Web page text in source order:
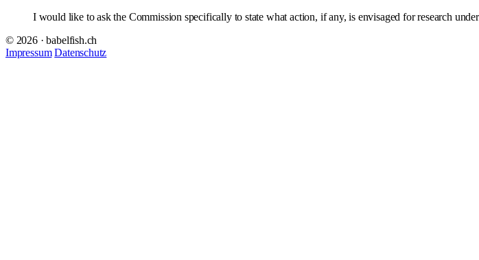
I would like to ask the Commission specifically to state what action, if any, is envisaged for research
© 2026 · babelfish.ch
Impressum Datenschutz